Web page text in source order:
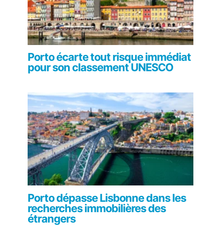
Porto écarte tout risque immédiat
pour son classement UNESCO
Porto dépasse Lisbonne dans les
recherches immobilières des
étrangers